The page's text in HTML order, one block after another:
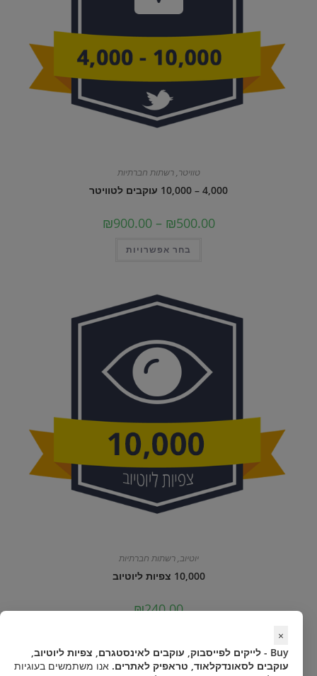
טוויטר,רשתות חברתיות
4,000 – 10,000 עוקבים לטוויטר
₪500.00
–
₪900.00
בחר אפשרויות
את
האפשרויות
יוטיוב,רשתות חברתיות
10,000 צפיות ליוטיוב
₪240.00
×
Buy - לייקים לפייסבוק, עוקבים לאינסטגרם, צפיות ליוטיוב,
עוקבים לסאונדקלאוד, טראפיק לאתרים. אנו משתמשים בעוגיות